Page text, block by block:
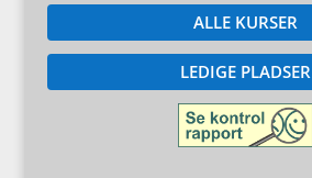
ALLE KURSER
LEDIGE PLADSER